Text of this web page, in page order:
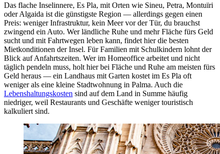
Das flache Inselinnere, Es Pla, mit Orten wie Sineu, Petra, Montuïri
oder Algaida ist die günstigste Region — allerdings gegen einen
Preis: weniger Infrastruktur, kein Meer vor der Tür, du brauchst
zwingend ein Auto. Wer ländliche Ruhe und mehr Fläche fürs Geld
sucht und mit Fahrtwegen leben kann, findet hier die besten
Mietkonditionen der Insel. Für Familien mit Schulkindern lohnt der
Blick auf Anfahrtszeiten. Wer im Homeoffice arbeitet und nicht
täglich pendeln muss, holt hier bei Fläche und Ruhe am meisten fürs
Geld heraus — ein Landhaus mit Garten kostet im Es Pla oft
weniger als eine kleine Stadtwohnung in Palma. Auch die
Lebenshaltungskosten sind auf dem Land in Summe häufig
niedriger, weil Restaurants und Geschäfte weniger touristisch
kalkuliert sind.